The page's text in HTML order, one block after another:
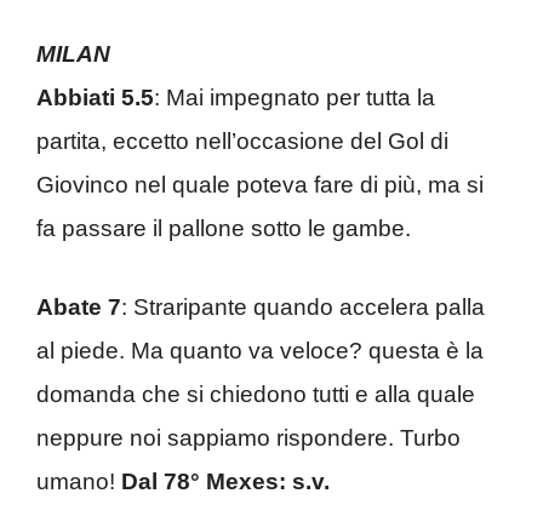
MILAN
Abbiati 5.5: Mai impegnato per tutta la
partita, eccetto nell’occasione del Gol di
Giovinco nel quale poteva fare di più, ma si
fa passare il pallone sotto le gambe.
Abate 7: Straripante quando accelera palla
al piede. Ma quanto va veloce? questa è la
domanda che si chiedono tutti e alla quale
neppure noi sappiamo rispondere. Turbo
umano! Dal 78° Mexes: s.v.